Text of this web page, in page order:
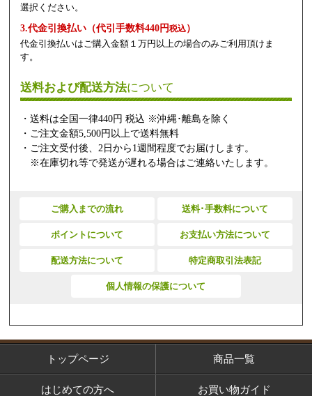
選択ください。
3.代金引換払い（代引手数料440円税込）
代金引換払いはご購入金額１万円以上の場合のみご利用頂けま
す。
送料および配送方法について
・送料は全国一律440円 税込 ※沖縄･離島を除く
・ご注文金額5,500円以上で送料無料
・ご注文受付後、2日から1週間程度でお届けします。
※在庫切れ等で発送が遅れる場合はご連絡いたします。
ご購入までの流れ 送料･手数料について
ポイントについて お支払い方法について
配送方法について 特定商取引法表記
個人情報の保護について
トップページ 商品一覧
はじめての方へ お買い物ガイド